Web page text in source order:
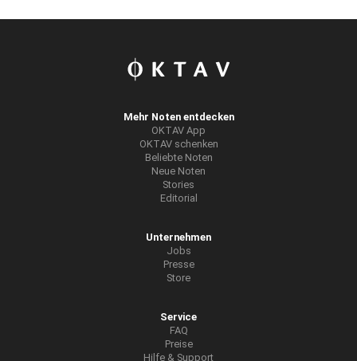
Mehr Noten entdecken
OKTAV App
OKTAV schenken
Beliebte Noten
Neue Noten
Stories
Editorial
Unternehmen
Jobs
Presse
Store
Service
FAQ
Preise
Hilfe & Support